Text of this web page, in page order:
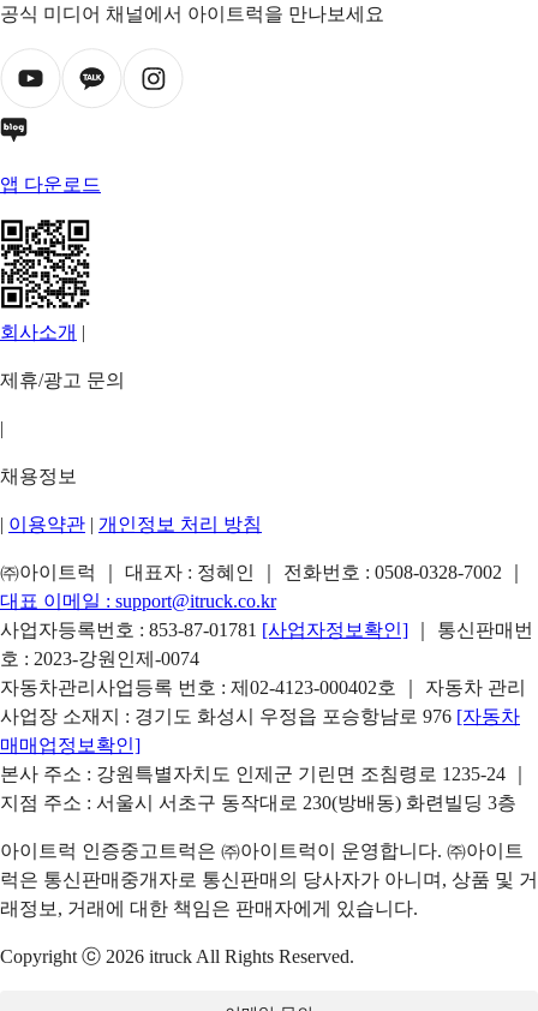
공식 미디어 채널에서 아이트럭을 만나보세요
앱 다운로드
회사소개 |
제휴/광고 문의
|
채용정보
| 이용약관 | 개인정보 처리 방침
㈜아이트럭 ｜ 대표자 : 정혜인 ｜ 전화번호 : 0508-0328-7002
대표 이메일 : support@itruck.co.kr
사업자등록번호 : 853-87-01781 [사업자정보확인]
｜ 통신판매번
호 : 2023-강원인제-0074
자동차관리사업등록 번호 : 제02-4123-000402호 ｜ 자동차 관리
사업장 소재지 : 경기도 화성시 우정읍 포승항남로 976 [자동차
매매업정보확인]
본사 주소 : 강원특별자치도 인제군 기린면 조침령로 1235-24 ｜
지점 주소 : 서울시 서초구 동작대로 230(방배동) 화련빌딩 3층
아이트럭 인증중고트럭은 ㈜아이트럭이 운영합니다. ㈜아이트
럭은 통신판매중개자로 통신판매의 당사자가 아니며, 상품 및 거
래정보, 거래에 대한 책임은 판매자에게 있습니다.
Copyright ⓒ 2026 itruck All Rights Reserved.